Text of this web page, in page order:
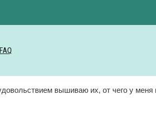
FAQ
вышиваю их, от чего у